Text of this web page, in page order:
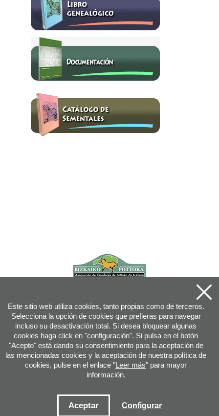
info@pottoka.info
Condiciones de uso -Política de privacidad-Política de cookies
Este sitio web utiliza cookies, tanto propias como de terceros.
Selecciona la opción de cookies que prefieras para navegar
incluso su desactivación total. Si desea bloquear algunas
cookies haga click en "configuración". Si pulsa en el botón
"Acepto" está dando su consentimiento para la aceptación de
las mencionadas cookies y la aceptación de nuestra política de
cookies, pulse en el enlace "Leer más" para mayor
información.
Aceptar Configurar